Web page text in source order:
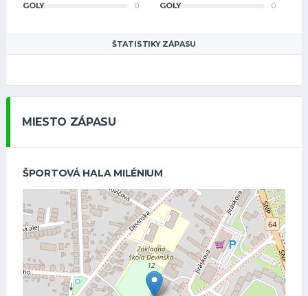
GÓLY 0 GÓLY 0
ŠTATISTIKY ZÁPASU
MIESTO ZÁPASU
ŠPORTOVÁ HALA MILÉNIUM